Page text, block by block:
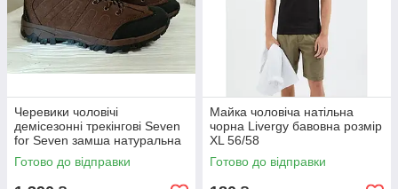
Черевики чоловічі
демісезонні трекінгові Seven
for Seven замша натуральна
+ мембрана водостійкі розмір
42-43 устілка 28 см
Готово до відправки
Майка чоловіча натільна
чорна Livergy бавовна розмір
XL 56/58
Готово до відправки